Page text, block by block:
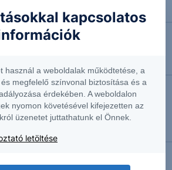
gyorsjelentési szezon
kapcsolatos
használ a weboldalak működtetése, a
megfelelő színvonal biztosítása és a
érdekében. A weboldalon
nyomon követésével kifejezetten az
üzenetet juttathatunk el Önnek.
letöltése